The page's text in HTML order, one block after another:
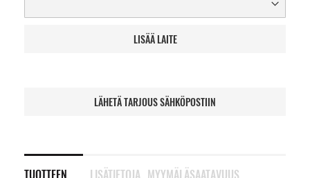
LISÄÄ LAITE
LÄHETÄ TARJOUS SÄHKÖPOSTIIN
TUOTTEEN LISÄTIETOJA MYYMÄLÄSAATAVUUS